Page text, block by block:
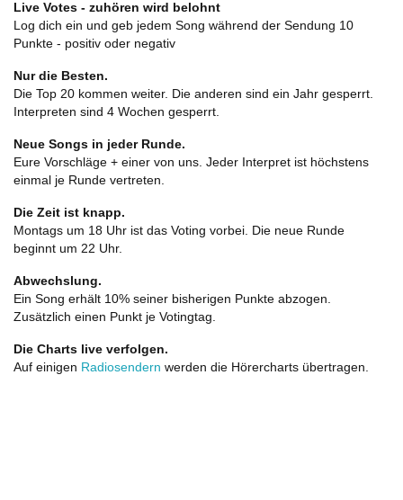
Live Votes - zuhören wird belohnt
Log dich ein und geb jedem Song während der Sendung 10
Punkte - positiv oder negativ
Nur die Besten.
Die Top 20 kommen weiter. Die anderen sind ein Jahr gesperrt.
Interpreten sind 4 Wochen gesperrt.
Neue Songs in jeder Runde.
Eure Vorschläge + einer von uns. Jeder Interpret ist höchstens
einmal je Runde vertreten.
Die Zeit ist knapp.
Montags um 18 Uhr ist das Voting vorbei. Die neue Runde
beginnt um 22 Uhr.
Abwechslung.
Ein Song erhält 10% seiner bisherigen Punkte abzogen.
Zusätzlich einen Punkt je Votingtag.
Die Charts live verfolgen.
Auf einigen Radiosendern werden die Hörercharts übertragen.